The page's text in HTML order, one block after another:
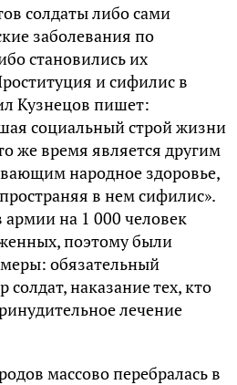
солдаты либо сами
заболевания по
становились их
и сифилис в
Кузнецов пишет:
социальный строй жизни
же время является другим
народное здоровье,
в нем сифилис».
армии на 1 000 человек
поэтому были
обязательный
наказание тех, кто
лечение
массово перебралась в